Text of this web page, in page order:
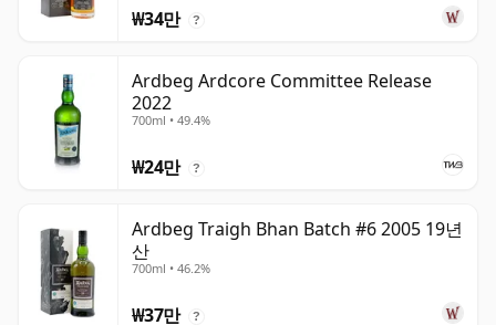
₩34만 ?
Ardbeg Ardcore Committee Release
2022
700ml • 49.4%
₩24만 ?
Ardbeg Traigh Bhan Batch #6 2005 19년
산
700ml • 46.2%
₩37만 ?